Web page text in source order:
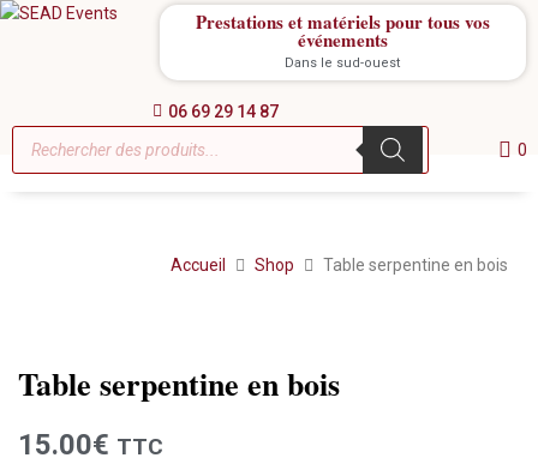
Prestations et matériels pour tous vos
événements
Dans le sud-ouest
06 69 29 14 87
0
Accueil Shop Table serpentine en bois
Table serpentine en bois
15.00€ TTC